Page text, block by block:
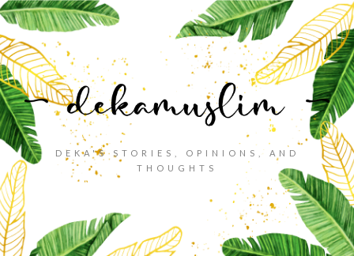
DEKA'S STORIES, OPINIONS, AND
THOUGHTS